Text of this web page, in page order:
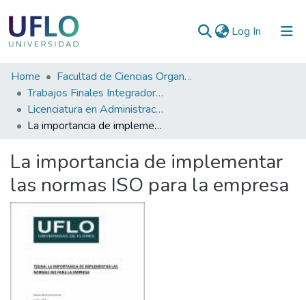
Log In (current)
Communities
&
Collections
Statistics
Home
Facultad de Ciencias Organizacionales y de la Empresa
Trabajos Finales Integradores (TFI)
Licenciatura en Administración
La importancia de implementar las normas ISO para la empresa
La importancia de implementar
las normas ISO para la empresa